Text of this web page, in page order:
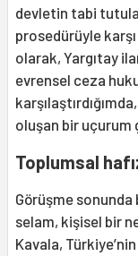
devletin tabi
prosedürüyle
olarak, Yargıtay
evrensel ceza
oluşan bir uçurum
Toplumsal
Görüşme sonunda
selam, kişisel bir
Kavala,